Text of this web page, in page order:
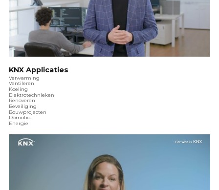
KNX Applicaties
Verwarming
Ventileren
Koeling
Elektrotechnieken
Renoveren
Beveiliging
Bouwprojecten
Domotica
Energie